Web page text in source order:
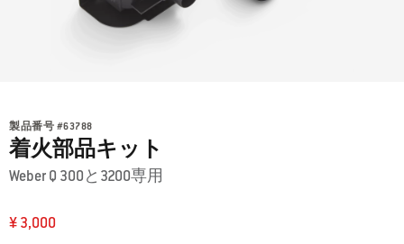
製品番号 #63788
着火部品キット
Weber Q 300と3200専用
¥ 3,000